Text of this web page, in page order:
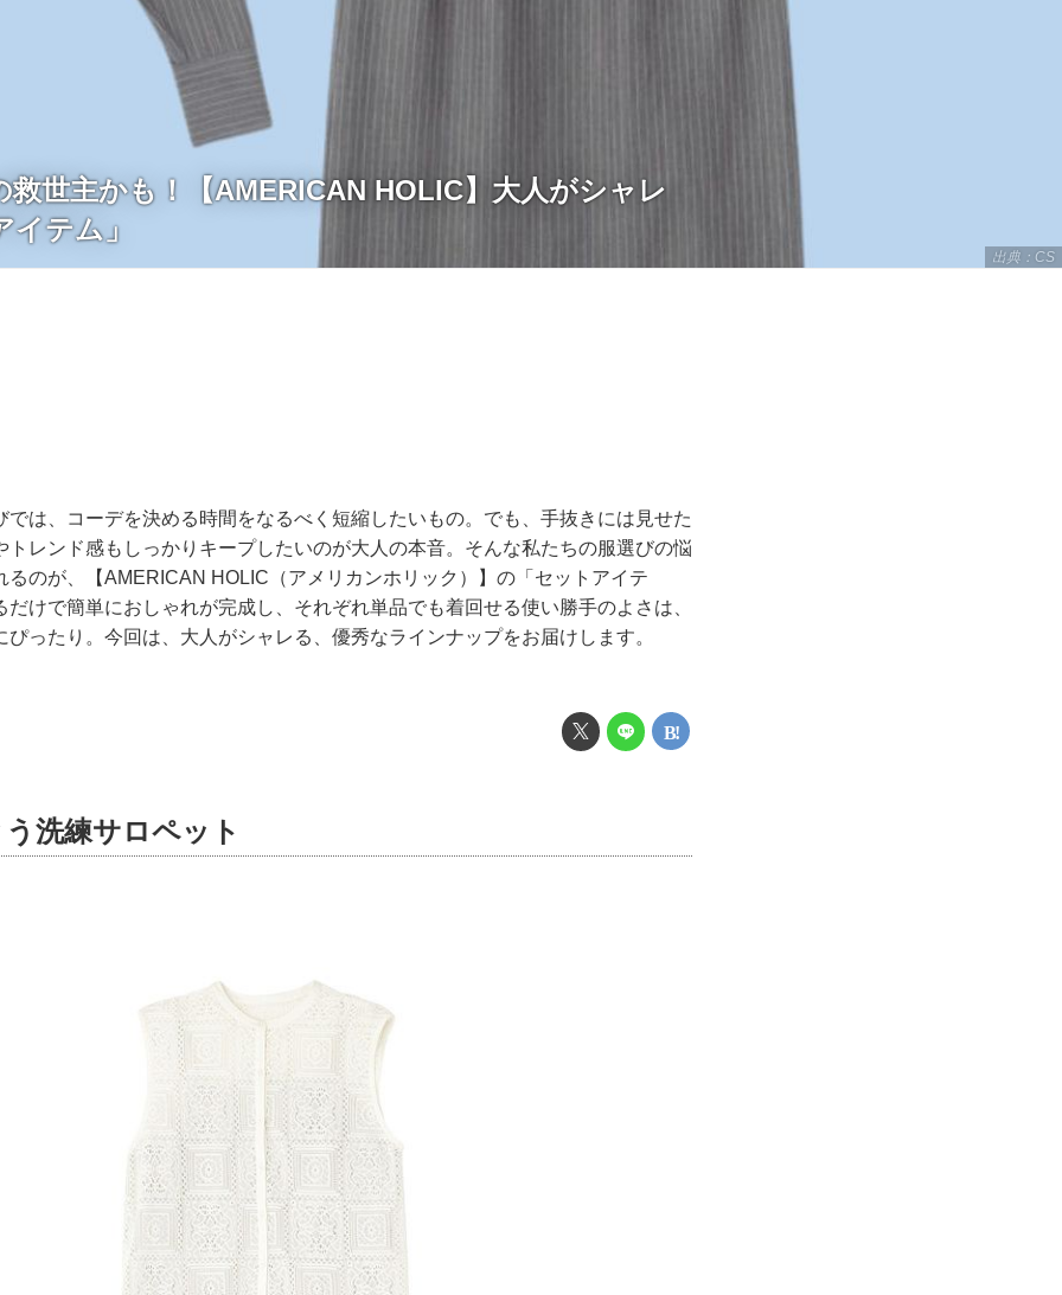
出典：CS
救世主かも！【AMERICAN HOLIC】大人がシャレ
テム」
では、コーデを決める時間をなるべく短縮したいもの。でも、手抜きには見せた
トレンド感もしっかりキープしたいのが大人の本音。そんな私たちの服選びの悩
るのが、【AMERICAN HOLIC（アメリカンホリック）】の「セットアイテ
だけで簡単におしゃれが完成し、それぞれ単品でも着回せる使い勝手のよさは、
ぴったり。今回は、大人がシャレる、優秀なラインナップをお届けします。
洗練サロペット